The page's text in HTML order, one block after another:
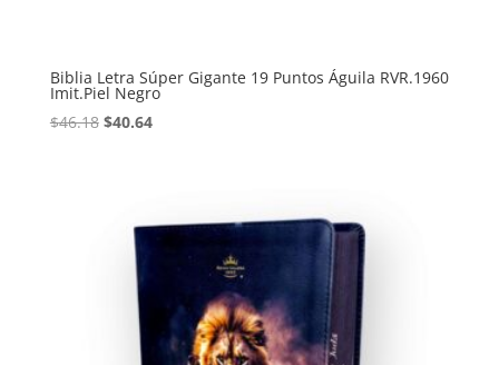
Biblia Letra Súper Gigante 19 Puntos Águila RVR.1960
Imit.Piel Negro
$46.18 Original
$40.64Current